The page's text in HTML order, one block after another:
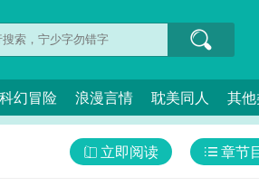
科幻冒险 浪漫言情 耽美同人 其
章节
立即阅读